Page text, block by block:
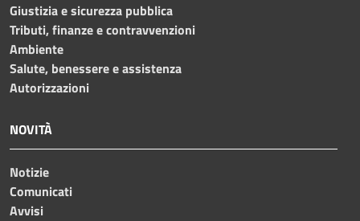
Giustizia e sicurezza pubblica
Tributi, finanze e contravvenzioni
Ambiente
Salute, benessere e assistenza
Autorizzazioni
NOVITÀ
Notizie
Comunicati
Avvisi